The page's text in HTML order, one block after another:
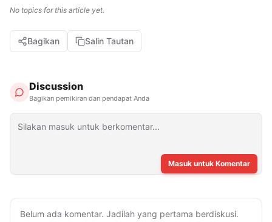
No topics for this article yet.
Bagikan Salin Tautan
Discussion
Bagikan pemikiran dan pendapat Anda
Masuk untuk Komentar
Belum ada komentar. Jadilah yang pertama berdiskusi.